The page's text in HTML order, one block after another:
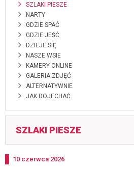
SZLAKI PIESZE
NARTY
GDZIE SPAĆ
GDZIE JEŚĆ
DZIEJE SIĘ
NASZE WSIE
KAMERY ONLINE
GALERIA ZDJĘĆ
ALTERNATYWNIE
JAK DOJECHAĆ
SZLAKI PIESZE
Dodano
10 czerwca 2026